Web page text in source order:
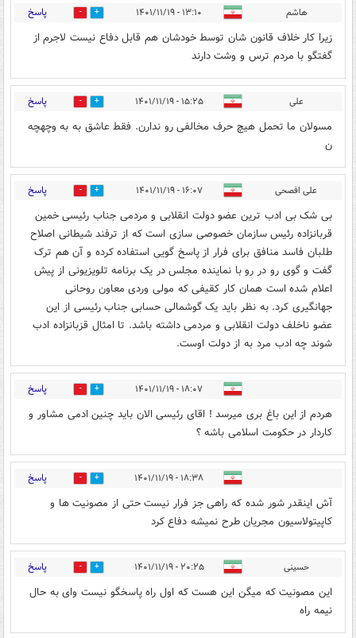
هاشم ۱۳:۱۰ - ۱۴۰۱/۱۱/۱۹ 0 پاسخ
زیرا کار خلاف قانون شان توسط خودشان هم قابل دفاع نیست لاجرم از
گفتگو با مردم ترس و وشت دارند
علی ۱۵:۲۵ - ۱۴۰۱/۱۱/۱۹ 0 پاسخ
مسولان ما تحمل هیچ حرف مخالفی رو ندارن. فقط عاشق به به وچهچه
ن
علی افصحی ۱۶:۰۷ - ۱۴۰۱/۱۱/۱۹ 0 پاسخ
بی شک بی ادب ترین عضو دولت انقلابی و مردمی جناب رئیسی خمین
قربانزاده رئیس سازمان خصوصی سازی است که از ترفند شیطانی اصلاح
طلبان فاسد منافق برای فرار از پاسخ گویی استفاده کرده و آن هم ترک
گفت و گوی رو در رو با نماینده مجلس در یک برنامه تلویزیونی از پیش
اعلام شده است همان کار کقیفی که مولی وردی معاون روحانی
جهانگیری کرد. به نظر باید یک گوشمالی حسابی جناب رئیسی از این
عضو ناخلف دولت انقلابی و مردمی داشته باشد. تا امثال قزبانزاده ادب
شوند چه ادب مرد به از دولت اوست.
۱۸:۰۷ - ۱۴۰۱/۱۱/۱۹ 0 پاسخ
هردم از این باغ بری میرسد ! اقای رئیسی الان باید چنین ادمی مشاور و
کاردار در حکومت اسلامی باشه ؟
۱۸:۳۸ - ۱۴۰۱/۱۱/۱۹ 0 پاسخ
آش اینقدر شور شده که راهی جز فرار نیست حتی از مصونیت ها و
کاپیتولاسیون مجریان طرح نمیشه دفاع کرد
حسینی ۲۰:۲۵ - ۱۴۰۱/۱۱/۱۹ 6 پاسخ
این مصونیت که میگن این هست که اول راه پاسخگو نیست وای به حال
نیمه راه